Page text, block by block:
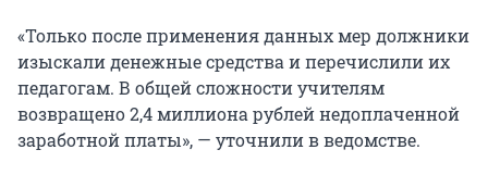
«Только после применения данных мер должники
изыскали денежные средства и перечислили их
педагогам. В общей сложности учителям
возвращено 2,4 миллиона рублей недоплаченной
заработной платы», — уточнили в ведомстве.